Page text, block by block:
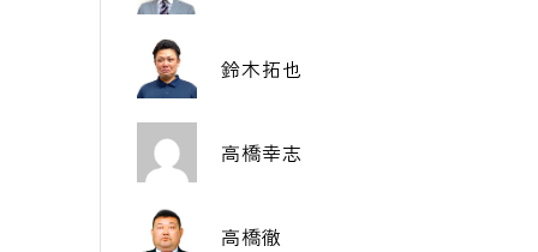
鈴木拓也
高橋幸志
高橋徹